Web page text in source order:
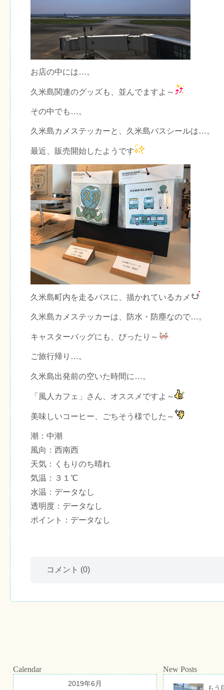
お店の中には…。
久米島関連のグッズも、並んでますよ～
その中でも…。
久米島カメステッカーと、久米島バスシールは…。
最近、販売開始したようです
久米島町内を走るバスに、描かれているカメ
久米島カメステッカーは、防水・防塵なので…。
キャスターバッグにも、ぴったり～
ご旅行帰り…。
久米島出発前の空いた時間に…。
「風人カフェ」さん、オススメですよ～
美味しいコーヒー、ごちそう様でした～
潮：中潮
風向：西南西
天気：くもりのち晴れ
気温：３１℃
水温：データなし
透明度：データなし
ポイント：データなし
コメント (0)
Calendar
2019年6月
New Posts
もう